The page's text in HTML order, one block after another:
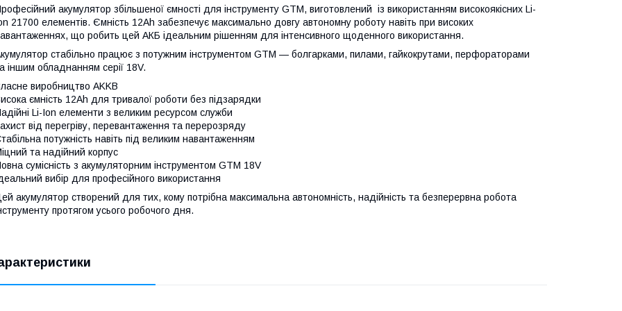
акумулятор збільшеної ємності для інструменту GTM, виготовлений із використанням високоякісних Li-
21700 елементів. Ємність 12Ah забезпечує максимально довгу автономну роботу навіть при високих
що робить цей АКБ ідеальним рішенням для інтенсивного щоденного використання.
стабільно працює з потужним інструментом GTM — болгарками, пилами, гайкокрутами, перфораторами
іншим обладнанням серії 18V.
виробництво AKKB
ємність 12Ah для тривалої роботи без підзарядки
Li-Ion елементи з великим ресурсом служби
від перегріву, перевантаження та перерозряду
потужність навіть під великим навантаженням
та надійний корпус
сумісність з акумуляторним інструментом GTM 18V
вибір для професійного використання
акумулятор створений для тих, кому потрібна максимальна автономність, надійність та безперервна робота
протягом усього робочого дня.